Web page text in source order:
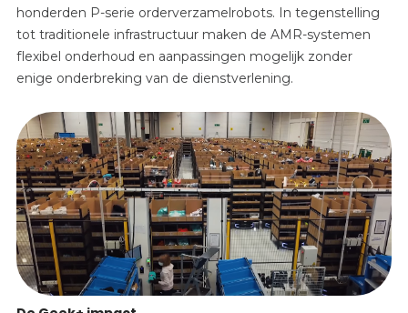
honderden P-serie orderverzamelrobots. In tegenstelling
tot traditionele infrastructuur maken de AMR-systemen
flexibel onderhoud en aanpassingen mogelijk zonder
enige onderbreking van de dienstverlening.